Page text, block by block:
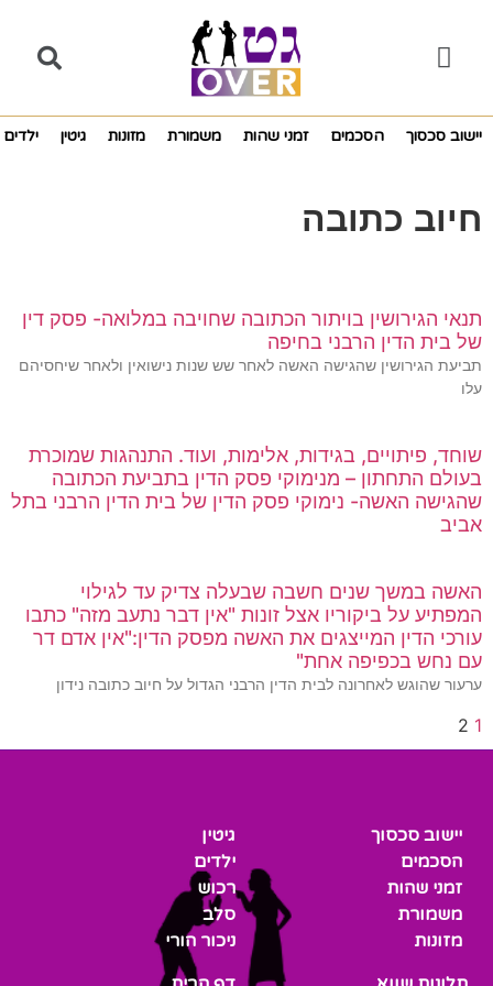
יישוב סכסוך הסכמים זמני שהות משמורת מזונות גיטין ילדים
חיוב כתובה
תנאי הגירושין בויתור הכתובה שחויבה במלואה- פסק דין
של בית הדין הרבני בחיפה
תביעת הגירושין שהגישה האשה לאחר שש שנות נישואין ולאחר שיחסיהם
עלו
שוחד, פיתויים, בגידות, אלימות, ועוד. התנהגות שמוכרת
בעולם התחתון – מנימוקי פסק הדין בתביעת הכתובה
שהגישה האשה- נימוקי פסק הדין של בית הדין הרבני בתל
אביב
האשה במשך שנים חשבה שבעלה צדיק עד לגילוי
המפתיע על ביקוריו אצל זונות "אין דבר נתעב מזה" כתבו
עורכי הדין המייצגים את האשה מפסק הדין:"אין אדם דר
עם נחש בכפיפה אחת"
ערעור שהוגש לאחרונה לבית הדין הרבני הגדול על חיוב כתובה נידון
1
2
יישוב סכסוך
הסכמים
זמני שהות
משמורת
מזונות
גיטין
ילדים
רכוש
סלב
ניכור הורי